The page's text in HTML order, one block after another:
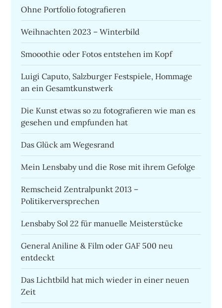
Ohne Portfolio fotografieren
Weihnachten 2023 – Winterbild
Smooothie oder Fotos entstehen im Kopf
Luigi Caputo, Salzburger Festspiele, Hommage
an ein Gesamtkunstwerk
Die Kunst etwas so zu fotografieren wie man es
gesehen und empfunden hat
Das Glück am Wegesrand
Mein Lensbaby und die Rose mit ihrem Gefolge
Remscheid Zentralpunkt 2013 –
Politikerversprechen
Lensbaby Sol 22 für manuelle Meisterstücke
General Aniline & Film oder GAF 500 neu
entdeckt
Das Lichtbild hat mich wieder in einer neuen
Zeit